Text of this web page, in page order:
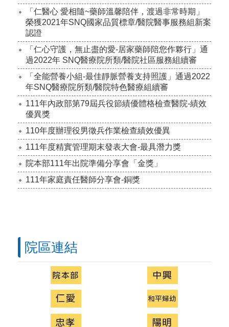
「仁醫心 愛相隨~藥師溫馨陪伴，渡過非常時期」
榮獲2021年SNQ國家品質標章/醫院醫事服務組新案
認證
「仁心守護，無止盡的愛-居家藥師陪您作夥行」通
過2022年 SNQ醫療院所類/醫院社區服務組續審
「全能營養小組-最佳靜脈營養支持照護」通過2022
年SNQ醫療院所類/醫院特色醫療組續審
111年內政部第79屆兵役節績優體格檢查醫院-績效
優異獎
110年度辦理役男徵兵作業檢查績效優異
111年度精實管理期末發表大會-最具潛力獎
院本部111年出院準備分享會「金獎」
111年家庭責任醫師分享會-銅獎
院區連結